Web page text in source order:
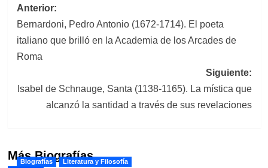
Navegación
de
entradas
Anterior:
Bernardoni, Pedro Antonio (1672-1714). El poeta
italiano que brilló en la Academia de los Arcades de
Roma
Siguiente:
Isabel de Schnauge, Santa (1138-1165). La mística que
alcanzó la santidad a través de sus revelaciones
Más Biografías
Biografías Literatura y Filosofía